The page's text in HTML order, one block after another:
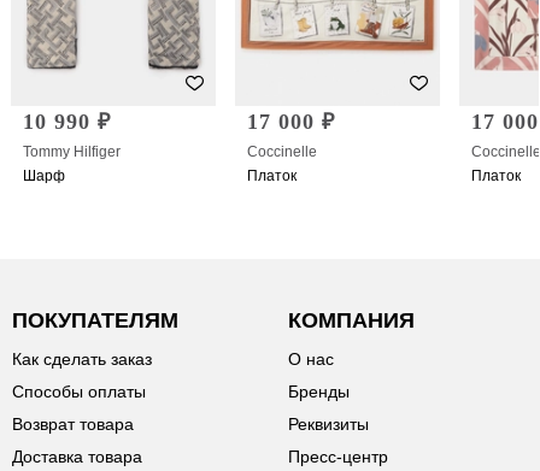
10 990 ₽
Tommy Hilfiger
Шарф
17 000 ₽
Coccinelle
Платок
17
Coccinelle
Платок
ПОКУПАТЕЛЯМ
Как сделать заказ
Способы оплаты
Возврат товара
Доставка товара
КОМПАНИЯ
О нас
Бренды
Реквизиты
Пресс-центр